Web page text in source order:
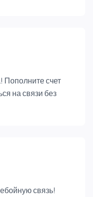
Пополните счет
на связи без
связь!